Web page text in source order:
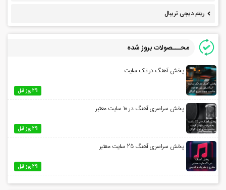
ریتم دیجی تریبال
محـــصولات بروز شده
پخش آهنگ در تک سایت
291 روز قبل
پخش سراسری آهنگ در 10 سایت معتبر
291 روز قبل
پخش سراسری آهنگ 25 سایت معتبر
291 روز قبل